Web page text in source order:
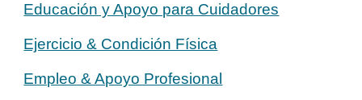
Educación y Apoyo para Cuidadores
Ejercicio & Condición Física
Empleo & Apoyo Profesional